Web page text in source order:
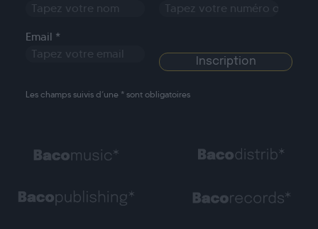
Email *
Les champs suivis d’une * sont obligatoires